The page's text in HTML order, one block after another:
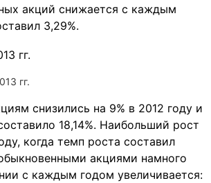
акций снижается с каждым
3,29%.
гг.
снизились на 9% в 2012 году и
18,14%. Наибольший рост
когда темп роста составил
акциями намного
с каждым годом увеличивается: